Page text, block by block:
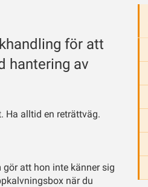
för att
hantering av
Ha alltid en reträttväg.
att hon inte känner sig
när du